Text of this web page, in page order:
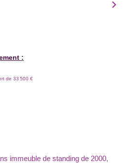
:
de 33 500 €
immeuble de standing de 2000,